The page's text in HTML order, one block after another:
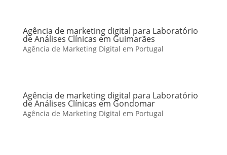
Agência de marketing digital para Laboratório
de Análises Clínicas em Guimarães
Agência de Marketing Digital em Portugal
Agência de marketing digital para Laboratório
de Análises Clínicas em Gondomar
Agência de Marketing Digital em Portugal